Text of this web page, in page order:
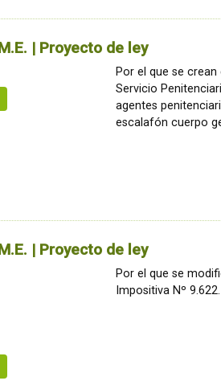
| Proyecto de ley
Por el que se
Servicio
agentes
escalafón cuerpo
| Proyecto de ley
Por el que se
Impositiva Nº